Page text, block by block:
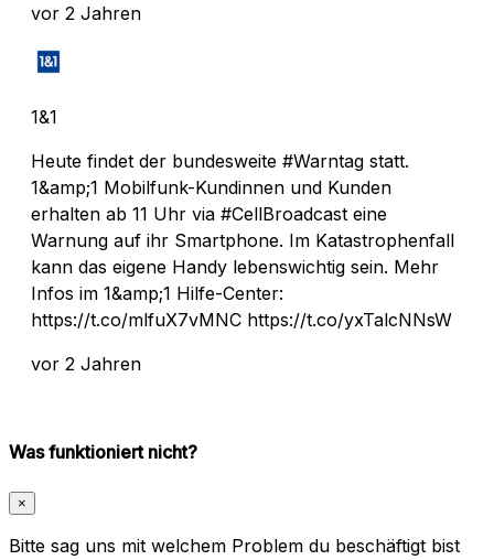
vor 2 Jahren
1&1
Heute findet der bundesweite #Warntag statt.
1&amp;1 Mobilfunk-Kundinnen und Kunden
erhalten ab 11 Uhr via #CellBroadcast eine
Warnung auf ihr Smartphone. Im Katastrophenfall
kann das eigene Handy lebenswichtig sein. Mehr
Infos im 1&amp;1 Hilfe-Center:
https://t.co/mlfuX7vMNC https://t.co/yxTalcNNsW
vor 2 Jahren
Was funktioniert nicht?
×
Bitte sag uns mit welchem Problem du beschäftigt bist